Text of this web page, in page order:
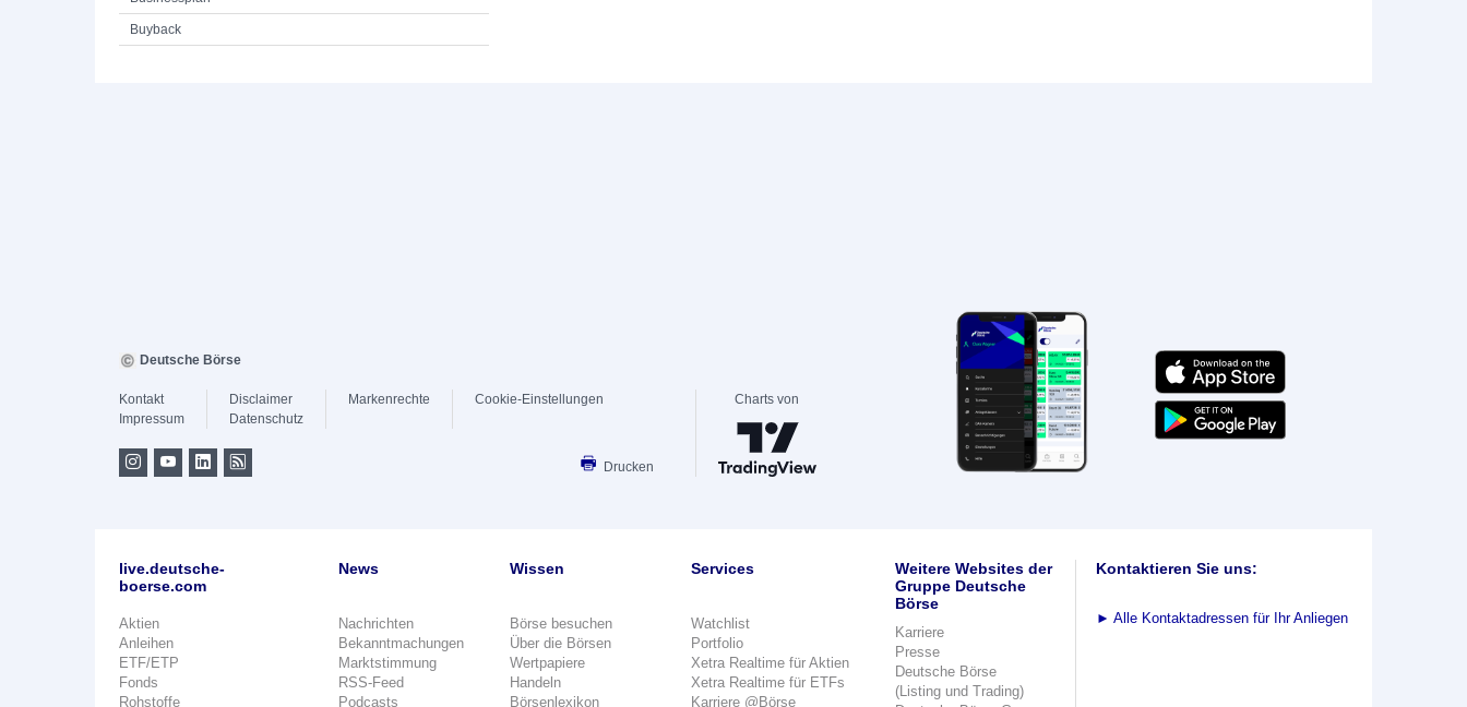
Buyback
Deutsche Börse
Kontakt
Impressum
Disclaimer
Datenschutz
Markenrechte Cookie-Einstellungen
Drucken
Charts von
live.deutsche-
boerse.com
Aktien
Anleihen
ETF/ETP
Fonds
Rohstoffe
News
Nachrichten
Bekanntmachungen
Marktstimmung
RSS-Feed
Podcasts
Wissen
Börse besuchen
Über die Börsen
Wertpapiere
Handeln
Börsenlexikon
Services
Watchlist
Portfolio
Xetra Realtime für Aktien
Xetra Realtime für ETFs
Karriere @Börse
Weitere Websites der
Gruppe Deutsche
Börse
Karriere
Presse
Deutsche Börse
(Listing und Trading)
Kontaktieren Sie uns:
► Alle Kontaktadressen für Ihr Anliegen